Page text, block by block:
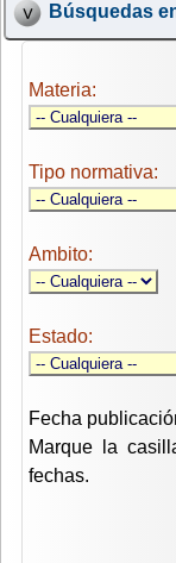
Búsquedas
Materia:
Tipo normativa:
Ambito:
Estado:
Fecha
Marque la
fechas.